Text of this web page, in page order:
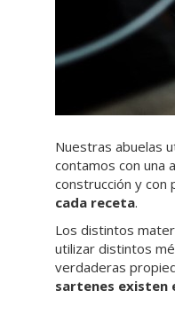
Nuestras abuelas
contamos con una
construcción y
cada receta.
Los distintos
utilizar distintos
verdaderas
sartenes existen